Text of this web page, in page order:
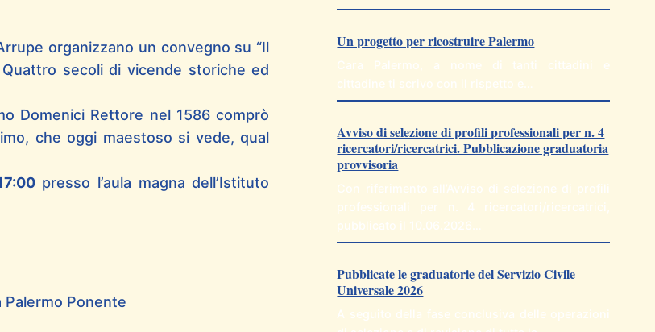
organizzano un convegno su “Il
Quattro secoli di vicende storiche ed
Domenici Rettore nel 1586 comprò
che oggi maestoso si vede, qual
presso l’aula magna dell’Istituto
Palermo Ponente
Un progetto per ricostruire Palermo
Cara Palermo, a nome di tanti cittadini e
cittadine ti scrivo con il rispetto e…
Avviso di selezione di profili professionali per n. 4
ricercatori/ricercatrici. Pubblicazione graduatoria
provvisoria
Con riferimento all’Avviso di selezione di profili
professionali per n. 4 ricercatori/ricercatrici,
pubblicato il 10.06.2026…
Pubblicate le graduatorie del Servizio Civile
Universale 2026
A seguito della fase conclusiva delle operazioni